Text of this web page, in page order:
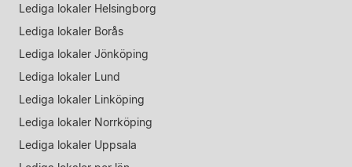
Lediga lokaler Helsingborg
Lediga lokaler Borås
Lediga lokaler Jönköping
Lediga lokaler Lund
Lediga lokaler Linköping
Lediga lokaler Norrköping
Lediga lokaler Uppsala